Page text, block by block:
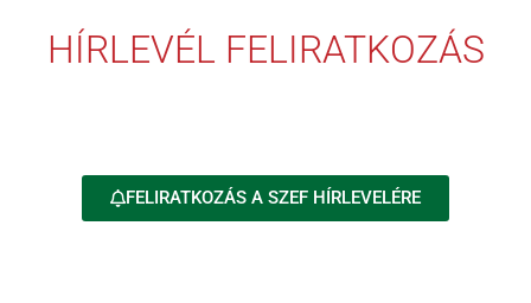
HÍRLEVÉL FELIRATKOZÁS
FELIRATKOZÁS A SZEF HÍRLEVELÉRE